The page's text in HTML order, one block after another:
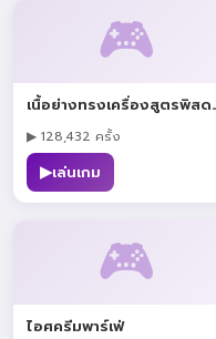
🎮
เนื้อย่างท
▶ 128,432 ครั้ง
▶เล่นเกม
🎮
ไอศครีมพาร์เฟ่